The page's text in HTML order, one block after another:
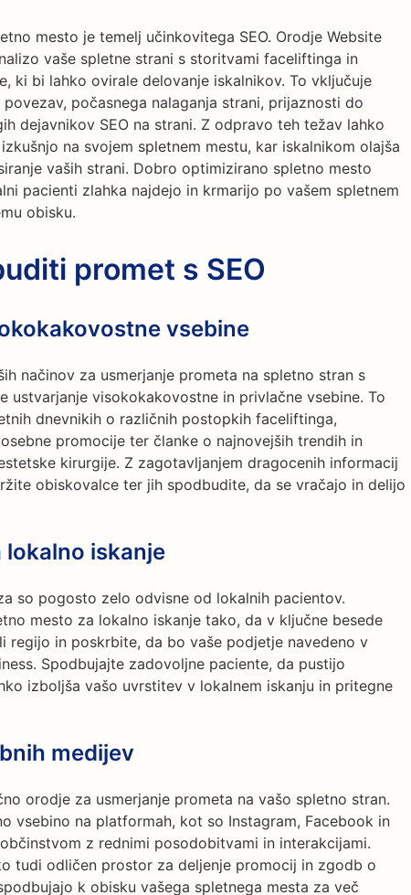
mesto je temelj učinkovitega SEO. Orodje Website
vaše spletne strani s storitvami faceliftinga in
ki bi lahko ovirale delovanje iskalnikov. To vključuje
počasnega nalaganja strani, prijaznosti do
dejavnikov SEO na strani. Z odpravo teh težav lahko
na svojem spletnem mestu, kar iskalnikom olajša
vaših strani. Dobro optimizirano spletno mesto
pacienti zlahka najdejo in krmarijo po vašem spletnem
obisku.
promet s SEO
vsebine
načinov za usmerjanje prometa na spletno stran s
ustvarjanje visokokakovostne in privlačne vsebine. To
dnevnikih o različnih postopkih faceliftinga,
promocije ter članke o najnovejših trendih in
kirurgije. Z zagotavljanjem dragocenih informacij
obiskovalce ter jih spodbudite, da se vračajo in delijo
lokalno iskanje
so pogosto zelo odvisne od lokalnih pacientov.
mesto za lokalno iskanje tako, da v ključne besede
regijo in poskrbite, da bo vaše podjetje navedeno v
Spodbujajte zadovoljne paciente, da pustijo
izboljša vašo uvrstitev v lokalnem iskanju in pritegne
medijev
orodje za usmerjanje prometa na vašo spletno stran.
vsebino na platformah, kot so Instagram, Facebook in
z rednimi posodobitvami in interakcijami.
tudi odličen prostor za deljenje promocij in zgodb o
k obisku vašega spletnega mesta za več